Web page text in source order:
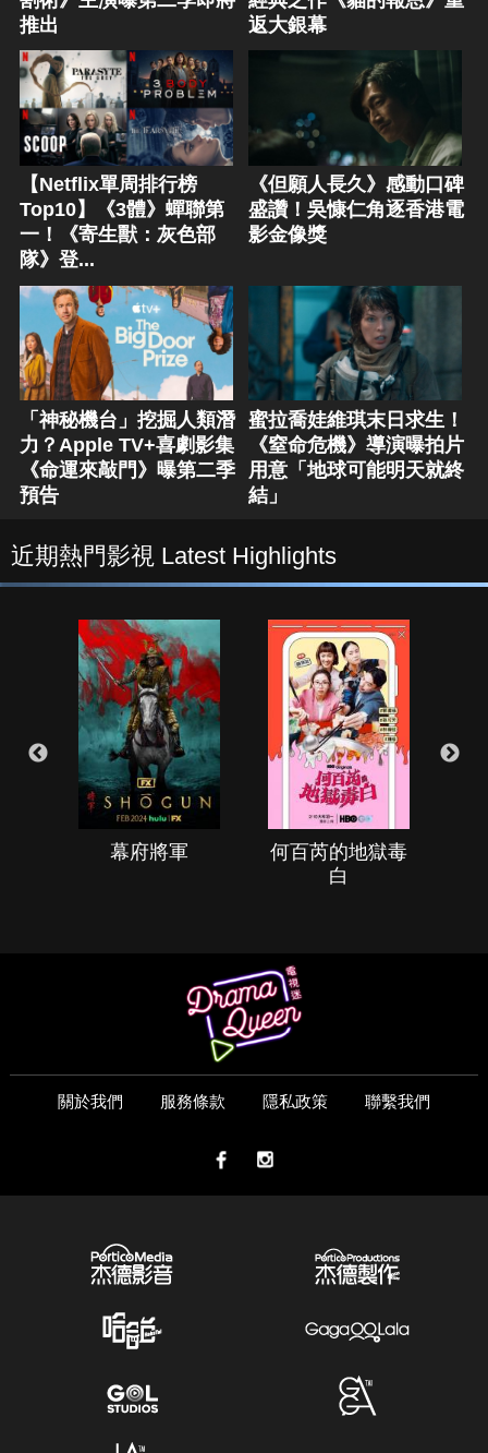
推出
返大銀幕
【Netflix單周排行榜
Top10】《3體》蟬聯第
一！《寄生獸：灰色部
隊》登...
《但願人長久》感動口碑
盛讚！吳慷仁角逐香港電
影金像獎
「神秘機台」挖掘人類潛
力？Apple TV+喜劇影集
《命運來敲門》曝第二季
預告
蜜拉喬娃維琪末日求生！
《窒命危機》導演曝拍片
用意「地球可能明天就終
結」
近期熱門影視 Latest Highlights
幕府將軍
何百芮的地獄毒
白
關於我們 服務條款 隱私政策 聯繫我們